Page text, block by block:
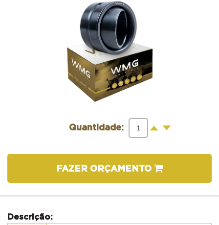
Quantidade: + -
FAZER ORÇAMENTO
Descrição: